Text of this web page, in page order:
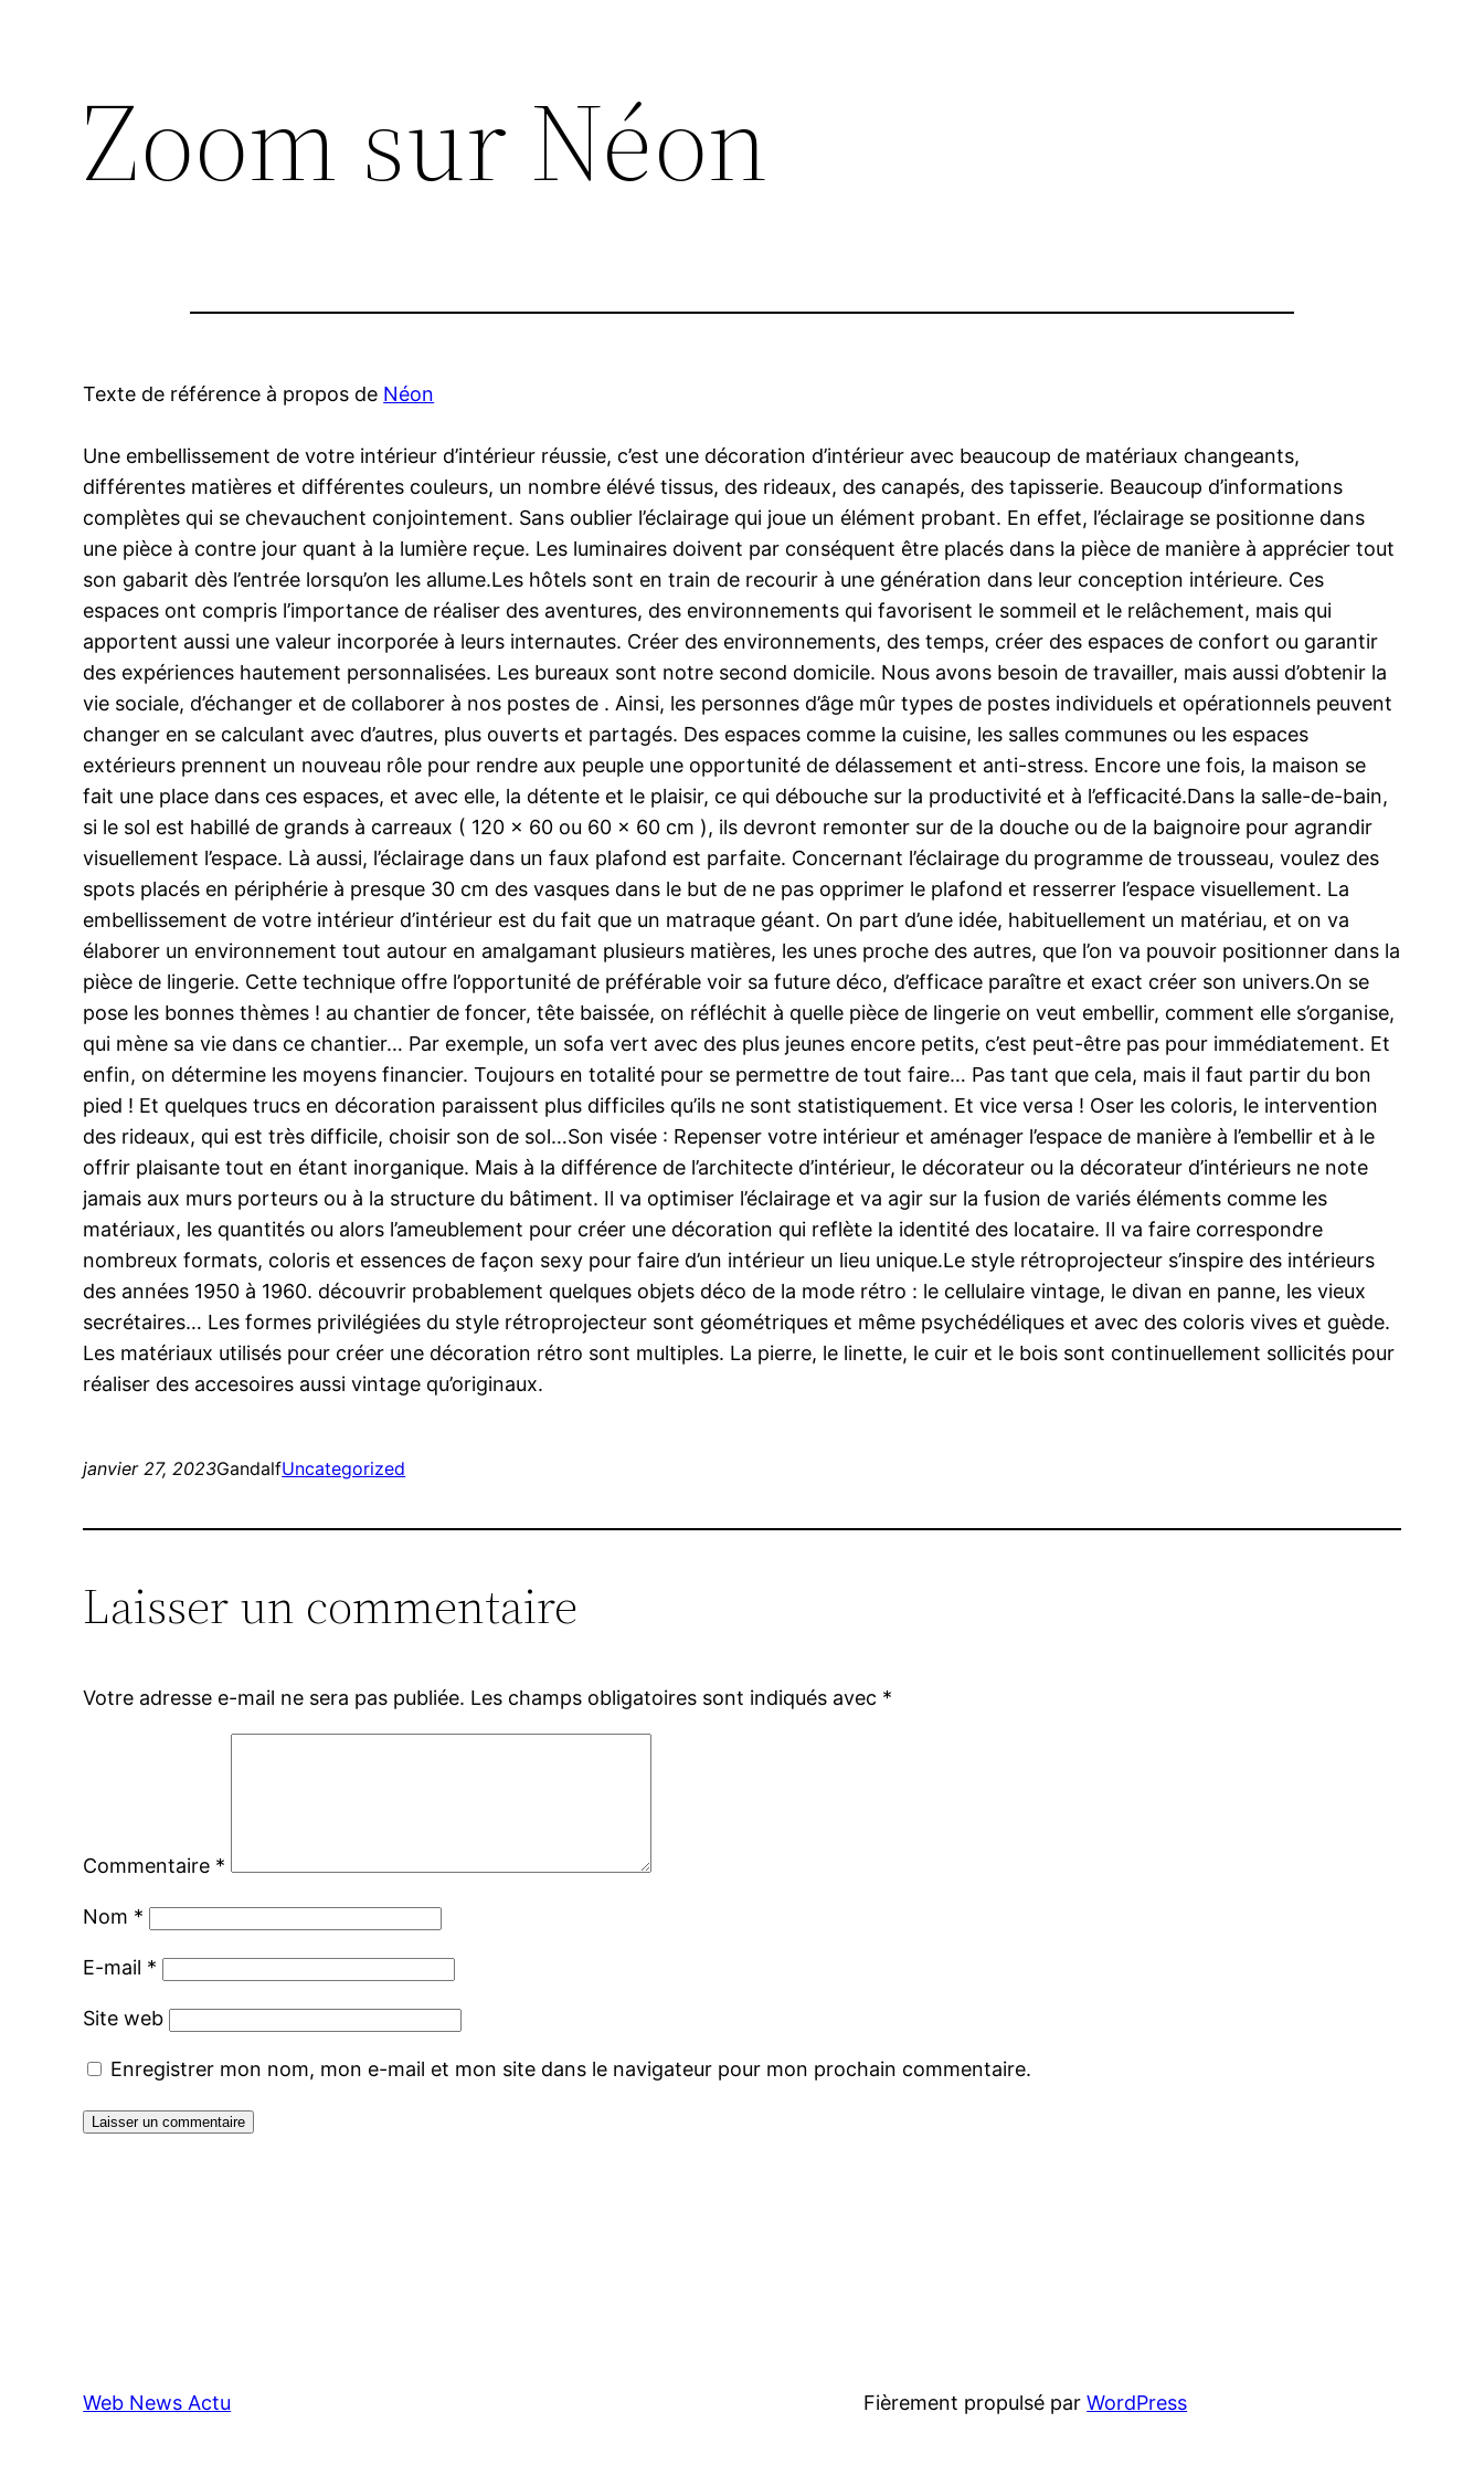
Zoom sur Néon
Texte de référence à propos de Néon
Une embellissement de votre intérieur d’intérieur réussie, c’est une décoration d’intérieur avec beaucoup de matériaux changeants,
différentes matières et différentes couleurs, un nombre élévé tissus, des rideaux, des canapés, des tapisserie. Beaucoup d’informations
complètes qui se chevauchent conjointement. Sans oublier l’éclairage qui joue un élément probant. En effet, l’éclairage se positionne dans
une pièce à contre jour quant à la lumière reçue. Les luminaires doivent par conséquent être placés dans la pièce de manière à apprécier tout
son gabarit dès l’entrée lorsqu’on les allume.Les hôtels sont en train de recourir à une génération dans leur conception intérieure. Ces
espaces ont compris l’importance de réaliser des aventures, des environnements qui favorisent le sommeil et le relâchement, mais qui
apportent aussi une valeur incorporée à leurs internautes. Créer des environnements, des temps, créer des espaces de confort ou garantir
des expériences hautement personnalisées. Les bureaux sont notre second domicile. Nous avons besoin de travailler, mais aussi d’obtenir la
vie sociale, d’échanger et de collaborer à nos postes de . Ainsi, les personnes d’âge mûr types de postes individuels et opérationnels peuvent
changer en se calculant avec d’autres, plus ouverts et partagés. Des espaces comme la cuisine, les salles communes ou les espaces
extérieurs prennent un nouveau rôle pour rendre aux peuple une opportunité de délassement et anti-stress. Encore une fois, la maison se
fait une place dans ces espaces, et avec elle, la détente et le plaisir, ce qui débouche sur la productivité et à l’efficacité.Dans la salle-de-bain,
si le sol est habillé de grands à carreaux ( 120 x 60 ou 60 x 60 cm ), ils devront remonter sur de la douche ou de la baignoire pour agrandir
visuellement l’espace. Là aussi, l’éclairage dans un faux plafond est parfaite. Concernant l’éclairage du programme de trousseau, voulez des
spots placés en périphérie à presque 30 cm des vasques dans le but de ne pas opprimer le plafond et resserrer l’espace visuellement. La
embellissement de votre intérieur d’intérieur est du fait que un matraque géant. On part d’une idée, habituellement un matériau, et on va
élaborer un environnement tout autour en amalgamant plusieurs matières, les unes proche des autres, que l’on va pouvoir positionner dans la
pièce de lingerie. Cette technique offre l’opportunité de préférable voir sa future déco, d’efficace paraître et exact créer son univers.On se
pose les bonnes thèmes ! au chantier de foncer, tête baissée, on réfléchit à quelle pièce de lingerie on veut embellir, comment elle s’organise,
qui mène sa vie dans ce chantier… Par exemple, un sofa vert avec des plus jeunes encore petits, c’est peut-être pas pour immédiatement. Et
enfin, on détermine les moyens financier. Toujours en totalité pour se permettre de tout faire… Pas tant que cela, mais il faut partir du bon
pied ! Et quelques trucs en décoration paraissent plus difficiles qu’ils ne sont statistiquement. Et vice versa ! Oser les coloris, le intervention
des rideaux, qui est très difficile, choisir son de sol…Son visée : Repenser votre intérieur et aménager l’espace de manière à l’embellir et à le
offrir plaisante tout en étant inorganique. Mais à la différence de l’architecte d’intérieur, le décorateur ou la décorateur d’intérieurs ne note
jamais aux murs porteurs ou à la structure du bâtiment. Il va optimiser l’éclairage et va agir sur la fusion de variés éléments comme les
matériaux, les quantités ou alors l’ameublement pour créer une décoration qui reflète la identité des locataire. Il va faire correspondre
nombreux formats, coloris et essences de façon sexy pour faire d’un intérieur un lieu unique.Le style rétroprojecteur s’inspire des intérieurs
des années 1950 à 1960. découvrir probablement quelques objets déco de la mode rétro : le cellulaire vintage, le divan en panne, les vieux
secrétaires… Les formes privilégiées du style rétroprojecteur sont géométriques et même psychédéliques et avec des coloris vives et guède.
Les matériaux utilisés pour créer une décoration rétro sont multiples. La pierre, le linette, le cuir et le bois sont continuellement sollicités pour
réaliser des accesoires aussi vintage qu’originaux.
janvier 27, 2023GandalfUncategorized
Laisser un commentaire
Votre adresse e-mail ne sera pas publiée. Les champs obligatoires sont indiqués avec *
Commentaire *
Nom *
E-mail *
Site web
Enregistrer mon nom, mon e-mail et mon site dans le navigateur pour mon prochain commentaire.
Web News Actu Fièrement propulsé parWordPress